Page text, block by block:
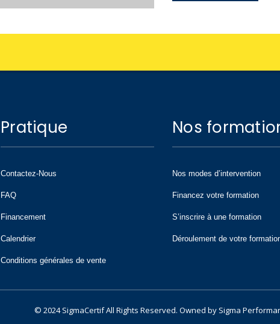
Pratique
Contactez-Nous
FAQ
Financement
Calendrier
Conditions générales de vente
Nos
Nos modes d’intervention
Financez votre formation
S’inscrire à une formation
Déroulement de votre
© 2024 SigmaCertif All Rights Reserved. Owned by Sigma